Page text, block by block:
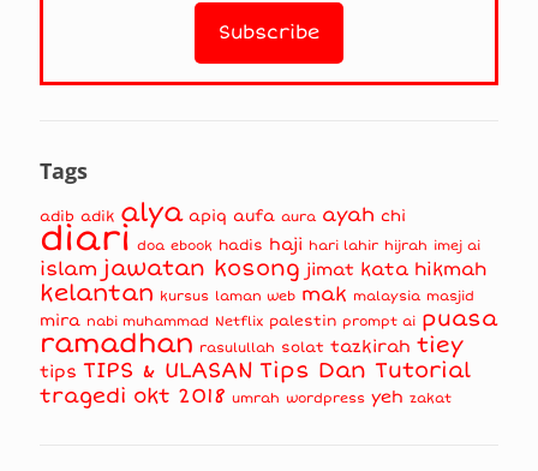
Tags
adib adik alya apiq aufa aura ayah chi
diari doa ebook hadis haji hari lahir hijrah imej ai
islam jawatan kosong jimat kata hikmah
kelantan kursus laman web mak malaysia masjid
mira nabi muhammad Netflix palestin prompt ai puasa
ramadhan rasulullah solat tazkirah tiey
tips TIPS & ULASAN Tips Dan Tutorial
tragedi okt 2018 umrah wordpress yeh zakat